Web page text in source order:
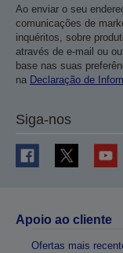
Ao enviar o seu
comunicações de
inquéritos, sobre
através de e-mail ou
base nas suas
na Declaração de
Siga-nos
Apoio ao cliente
Ofertas mais